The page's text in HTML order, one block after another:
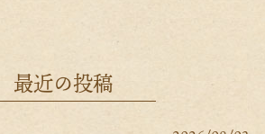
最近の投稿